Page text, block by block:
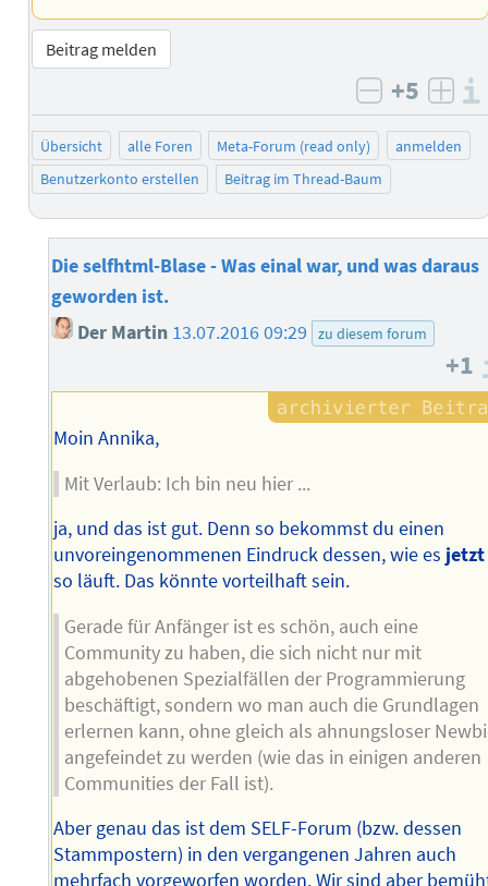
Beitrag melden
negativ
+5
Übersicht alle Foren Meta-Forum (read only)
anmelden
Benutzerkonto erstellen
Beitrag im Thread-Baum
Die selfhtml-Blase - Was einal war, und was daraus
geworden ist.
Der Martin 13.07.2016 09:29 zu diesem forum
+1
Moin Annika,
Mit Verlaub: Ich bin neu hier ...
ja, und das ist gut. Denn so bekommst du einen
unvoreingenommenen Eindruck dessen, wie es jetzt
so läuft. Das könnte vorteilhaft sein.
Gerade für Anfänger ist es schön, auch eine
Community zu haben, die sich nicht nur mit
abgehobenen Spezialfällen der Programmierung
beschäftigt, sondern wo man auch die Grundlagen
erlernen kann, ohne gleich als ahnungsloser
angefeindet zu werden (wie das in einigen anderen
Communities der Fall ist).
Aber genau das ist dem SELF-Forum (bzw. dessen
Stammpostern) in den vergangenen Jahren auch
mehrfach vorgeworfen worden. Wir sind aber